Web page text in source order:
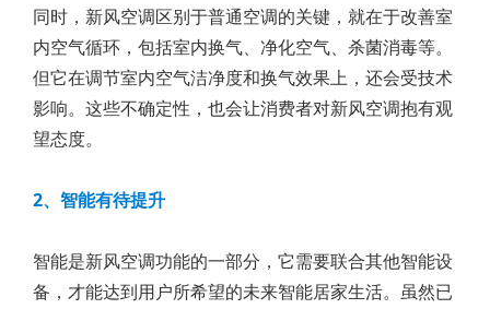
同时，新风空调区别于普通空调的关键，就在于改善室
内空气循环，包括室内换气、净化空气、杀菌消毒等。
但它在调节室内空气洁净度和换气效果上，还会受技术
影响。这些不确定性，也会让消费者对新风空调抱有观
望态度。
2、智能有待提升
智能是新风空调功能的一部分，它需要联合其他智能设
备，才能达到用户所希望的未来智能居家生活。虽然已